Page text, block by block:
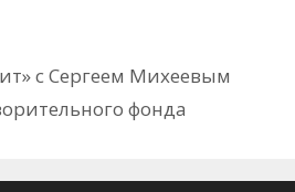
с Сергеем Михеевым
фонда